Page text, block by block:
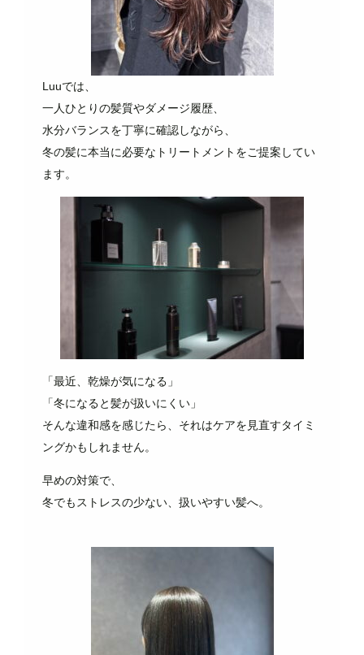
Luuでは、
一人ひとりの髪質やダメージ履歴、
水分バランスを丁寧に確認しながら、
冬の髪に本当に必要なトリートメントをご提案してい
ます。
「最近、乾燥が気になる」
「冬になると髪が扱いにくい」
そんな違和感を感じたら、それはケアを見直すタイミ
ングかもしれません。
早めの対策で、
冬でもストレスの少ない、扱いやすい髪へ。